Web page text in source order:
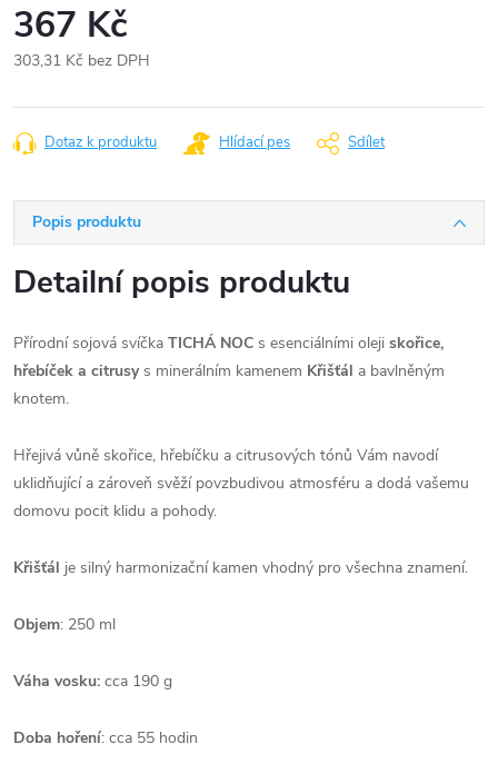
367 Kč
303,31 Kč bez DPH
cena:
Dotaz k produktu Hlídací pes Sdílet
Popis produktu
Detailní popis produktu
Přírodní sojová svíčka TICHÁ NOC s esenciálními oleji skořice,
hřebíček a citrusy s minerálním kamenem Křišťál a bavlněným
knotem.
Hřejivá vůně skořice, hřebíčku a citrusových tónů Vám navodí
uklidňující a zároveň svěží povzbudivou atmosféru a dodá vašemu
domovu pocit klidu a pohody.
Křišťál je silný harmonizační kamen vhodný pro všechna znamení.
Objem: 250 ml
Váha vosku: cca 190 g
Doba hoření: cca 55 hodin